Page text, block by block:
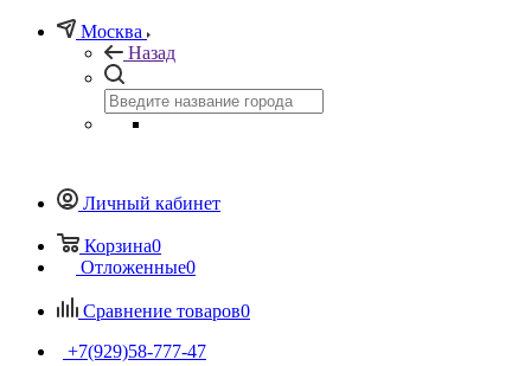
Москва
Назад
Личный кабинет
Корзина0
Отложенные0
Сравнение товаров0
+7(929)58-777-47